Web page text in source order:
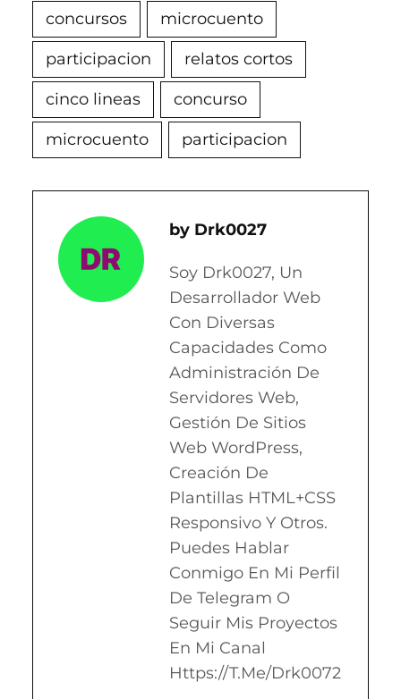
concursos microcuento
participacion relatos cortos
cinco lineas concurso
microcuento participacion
Drk0027
Soy Drk0027, Un
Desarrollador Web
Con Diversas
Capacidades Como
Administración De
Servidores Web,
Gestión De Sitios
Web WordPress,
Creación De
Plantillas HTML+CSS
Responsivo Y Otros.
Puedes Hablar
Conmigo En Mi Perfil
De Telegram O
Seguir Mis Proyectos
En Mi Canal
Https://t.me/drk0072